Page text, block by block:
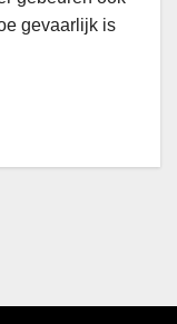
gevaarlijk is